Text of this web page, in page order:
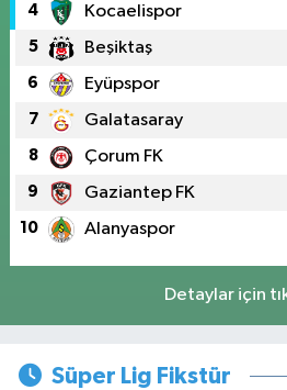
4 Kocaelispor
5 Beşiktaş
6 Eyüpspor
7 Galatasaray
8 Çorum FK
9 Gaziantep FK
10 Alanyaspor
Detaylar için
Süper Lig Fikstür